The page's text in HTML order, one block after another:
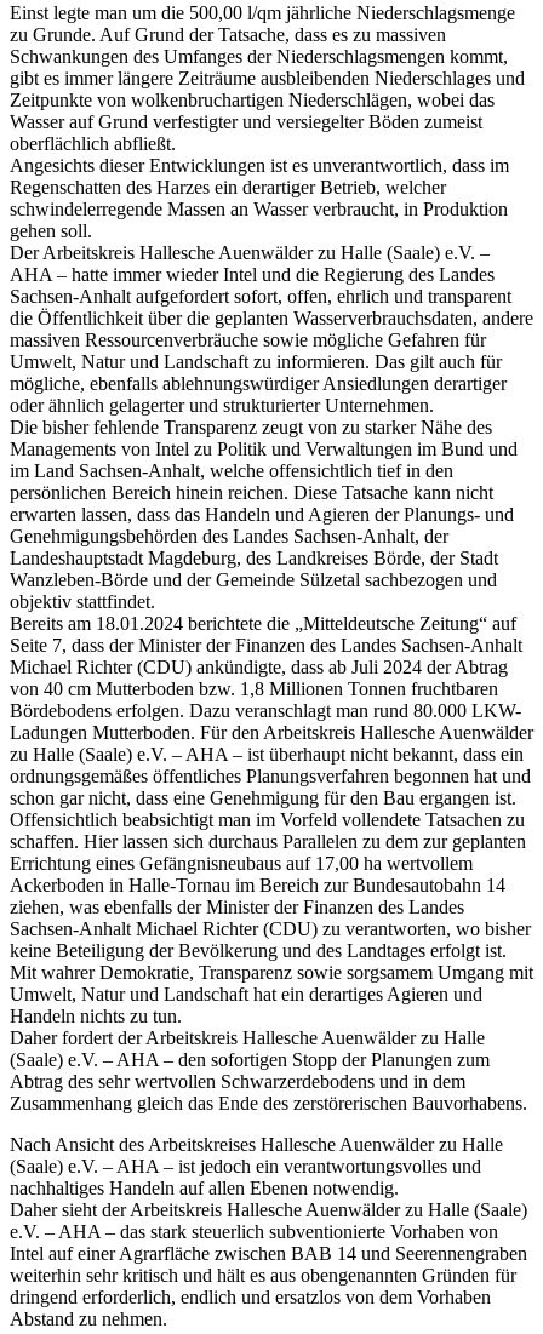
Einst legte man um die 500,00 l/qm jährliche Niederschlagsmenge
zu Grunde. Auf Grund der Tatsache, dass es zu massiven
Schwankungen des Umfanges der Niederschlagsmengen kommt,
gibt es immer längere Zeiträume ausbleibenden Niederschlages und
Zeitpunkte von wolkenbruchartigen Niederschlägen, wobei das
Wasser auf Grund verfestigter und versiegelter Böden zumeist
oberflächlich abfließt.
Angesichts dieser Entwicklungen ist es unverantwortlich, dass im
Regenschatten des Harzes ein derartiger Betrieb, welcher
schwindelerregende Massen an Wasser verbraucht, in Produktion
gehen soll.
Der Arbeitskreis Hallesche Auenwälder zu Halle (Saale) e.V. –
AHA – hatte immer wieder Intel und die Regierung des Landes
Sachsen-Anhalt aufgefordert sofort, offen, ehrlich und transparent
die Öffentlichkeit über die geplanten Wasserverbrauchsdaten, andere
massiven Ressourcenverbräuche sowie mögliche Gefahren für
Umwelt, Natur und Landschaft zu informieren. Das gilt auch für
mögliche, ebenfalls ablehnungswürdiger Ansiedlungen derartiger
oder ähnlich gelagerter und strukturierter Unternehmen.
Die bisher fehlende Transparenz zeugt von zu starker Nähe des
Managements von Intel zu Politik und Verwaltungen im Bund und
im Land Sachsen-Anhalt, welche offensichtlich tief in den
persönlichen Bereich hinein reichen. Diese Tatsache kann nicht
erwarten lassen, dass das Handeln und Agieren der Planungs- und
Genehmigungsbehörden des Landes Sachsen-Anhalt, der
Landeshauptstadt Magdeburg, des Landkreises Börde, der Stadt
Wanzleben-Börde und der Gemeinde Sülzetal sachbezogen und
objektiv stattfindet.
Bereits am 18.01.2024 berichtete die „Mitteldeutsche Zeitung“ auf
Seite 7, dass der Minister der Finanzen des Landes Sachsen-Anhalt
Michael Richter (CDU) ankündigte, dass ab Juli 2024 der Abtrag
von 40 cm Mutterboden bzw. 1,8 Millionen Tonnen fruchtbaren
Bördebodens erfolgen. Dazu veranschlagt man rund 80.000 LKW-
Ladungen Mutterboden. Für den Arbeitskreis Hallesche Auenwälder
zu Halle (Saale) e.V. – AHA – ist überhaupt nicht bekannt, dass ein
ordnungsgemäßes öffentliches Planungsverfahren begonnen hat und
schon gar nicht, dass eine Genehmigung für den Bau ergangen ist.
Offensichtlich beabsichtigt man im Vorfeld vollendete Tatsachen zu
schaffen. Hier lassen sich durchaus Parallelen zu dem zur geplanten
Errichtung eines Gefängnisneubaus auf 17,00 ha wertvollem
Ackerboden in Halle-Tornau im Bereich zur Bundesautobahn 14
ziehen, was ebenfalls der Minister der Finanzen des Landes
Sachsen-Anhalt Michael Richter (CDU) zu verantworten, wo bisher
keine Beteiligung der Bevölkerung und des Landtages erfolgt ist.
Mit wahrer Demokratie, Transparenz sowie sorgsamem Umgang mit
Umwelt, Natur und Landschaft hat ein derartiges Agieren und
Handeln nichts zu tun.
Daher fordert der Arbeitskreis Hallesche Auenwälder zu Halle
(Saale) e.V. – AHA – den sofortigen Stopp der Planungen zum
Abtrag des sehr wertvollen Schwarzerdebodens und in dem
Zusammenhang gleich das Ende des zerstörerischen Bauvorhabens.
Nach Ansicht des Arbeitskreises Hallesche Auenwälder zu Halle
(Saale) e.V. – AHA – ist jedoch ein verantwortungsvolles und
nachhaltiges Handeln auf allen Ebenen notwendig.
Daher sieht der Arbeitskreis Hallesche Auenwälder zu Halle (Saale)
e.V. – AHA – das stark steuerlich subventionierte Vorhaben von
Intel auf einer Agrarfläche zwischen BAB 14 und Seerennengraben
weiterhin sehr kritisch und hält es aus obengenannten Gründen für
dringend erforderlich, endlich und ersatzlos von dem Vorhaben
Abstand zu nehmen.